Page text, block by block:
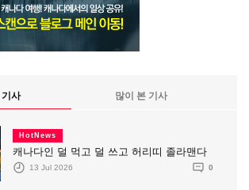
기사 많이 본 기사
HotNews
캐나다인 덜 먹고 덜 쓰고 허리띠 졸라맨다
13 Jul 2026 0